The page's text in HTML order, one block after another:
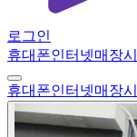
로그인
휴대폰인터넷매장
휴대폰인터넷매장